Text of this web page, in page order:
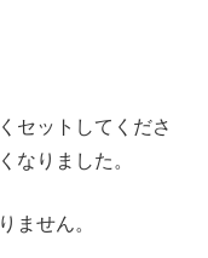
セットしてくださ
なりました。
ません。